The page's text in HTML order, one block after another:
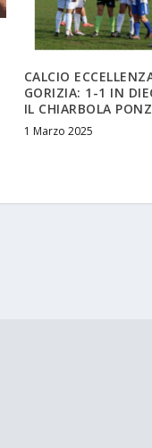
CALCIO
GORIZIA: 1-1 IN
IL CHIARBOLA
1 Marzo 2025